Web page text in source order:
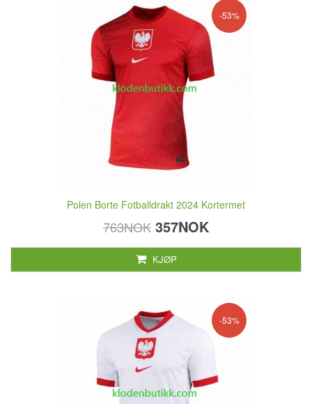
-53%
Polen Borte Fotballdrakt 2024 Kortermet
763NOK 357NOK
KJØP
-53%